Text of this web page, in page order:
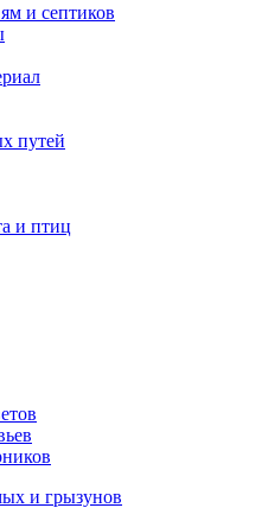
и септиков
путей
и птиц
и грызунов